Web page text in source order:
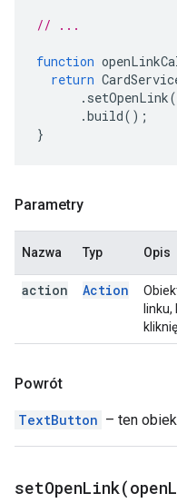
// ...
function
return
. setOpenLink(
.build();
}
Parametry
Nazwa Typ Opis
action Action
Powrót
TextButton – ten
setOpenLink(open